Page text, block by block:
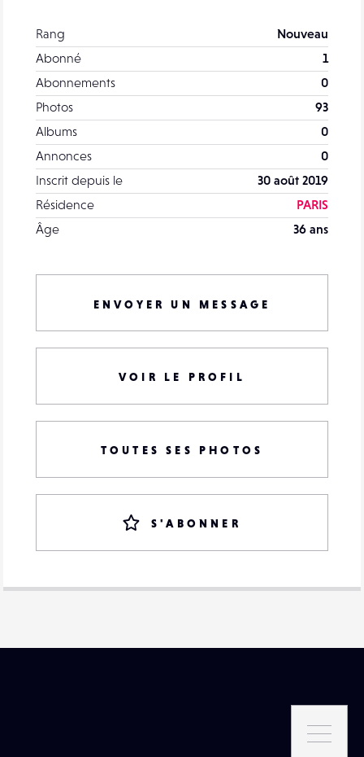
Rang
Nouveau
Abonné
1
Abonnements
0
Photos
93
Albums
0
Annonces
0
Inscrit depuis le
30 août 2019
Résidence
PARIS
Âge
36 ans
ENVOYER UN MESSAGE
VOIR LE PROFIL
TOUTES SES PHOTOS
S'ABONNER